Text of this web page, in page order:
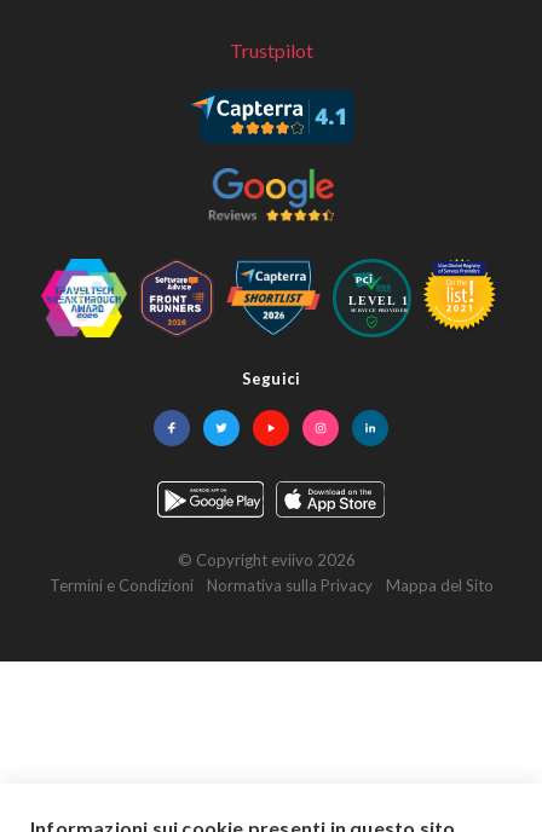
Trustpilot
Seguici
© Copyright eviivo 2026
Termini e Condizioni
Normativa sulla Privacy Mappa del Sito